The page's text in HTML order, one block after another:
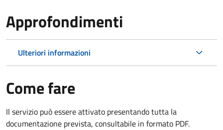
Approfondimenti
Ulteriori informazioni
Come fare
Il servizio può essere attivato presentando tutta la
documentazione prevista, consultabile in formato PDF.